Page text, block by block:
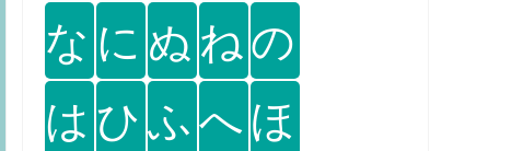
な に ぬ ねの
は ひふへほ